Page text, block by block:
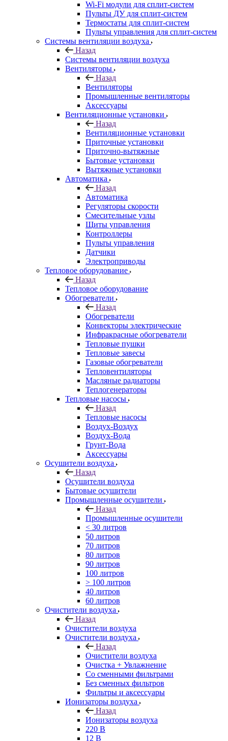
Wi-Fi модули для сплит-систем
Пульты ДУ для сплит-систем
Термостаты для сплит-систем
Пульты управления для сплит-систем
Системы вентиляции воздуха
Назад
Системы вентиляции воздуха
Вентиляторы
Назад
Вентиляторы
Промышленные вентиляторы
Аксессуары
Вентиляционные установки
Назад
Вентиляционные установки
Приточные установки
Приточно-вытяжные
Бытовые установки
Вытяжные установки
Автоматика
Назад
Автоматика
Регуляторы скорости
Смесительные узлы
Щиты управления
Контроллеры
Пульты управления
Датчики
Электроприводы
Тепловое оборудование
Назад
Тепловое оборудование
Обогреватели
Назад
Обогреватели
Конвекторы электрические
Инфракрасные обогреватели
Тепловые пушки
Тепловые завесы
Газовые обогреватели
Тепловентиляторы
Масляные радиаторы
Теплогенераторы
Тепловые насосы
Назад
Тепловые насосы
Воздух-Воздух
Воздух-Вода
Грунт-Вода
Аксессуары
Осушители воздуха
Назад
Осушители воздуха
Бытовые осушители
Промышленные осушители
Назад
Промышленные осушители
< 30 литров
50 литров
70 литров
80 литров
90 литров
100 литров
> 100 литров
40 литров
60 литров
Очистители воздуха
Назад
Очистители воздуха
Очистители воздуха
Назад
Очистители воздуха
Очистка + Увлажнение
Cо сменными фильтрами
Без сменных фильтров
Фильтры и аксессуары
Ионизаторы воздуха
Назад
Ионизаторы воздуха
220 В
12 В